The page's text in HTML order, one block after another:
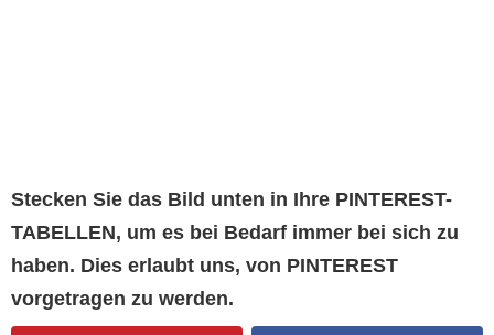
Stecken Sie das Bild unten in Ihre PINTEREST-
TABELLEN, um es bei Bedarf immer bei sich zu
haben. Dies erlaubt uns, von PINTEREST
vorgetragen zu werden.